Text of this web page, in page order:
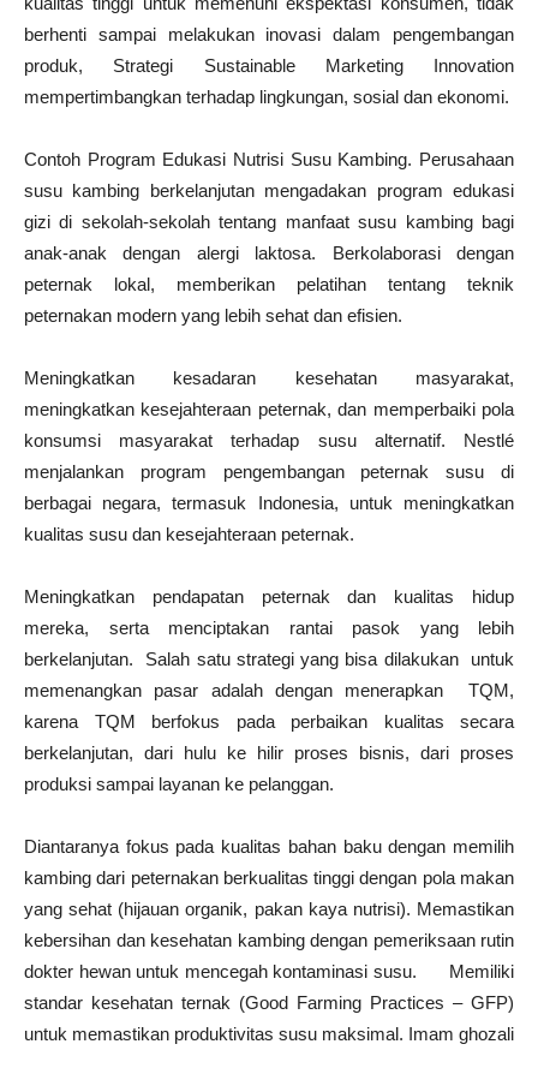
berhenti sampai melakukan inovasi dalam pengembangan
produk, Strategi Sustainable Marketing Innovation
mempertimbangkan terhadap lingkungan, sosial dan ekonomi.
Contoh Program Edukasi Nutrisi Susu Kambing. Perusahaan
susu kambing berkelanjutan mengadakan program edukasi
gizi di sekolah-sekolah tentang manfaat susu kambing bagi
anak-anak dengan alergi laktosa. Berkolaborasi dengan
peternak lokal, memberikan pelatihan tentang teknik
peternakan modern yang lebih sehat dan efisien.
Meningkatkan kesadaran kesehatan masyarakat,
meningkatkan kesejahteraan peternak, dan memperbaiki pola
konsumsi masyarakat terhadap susu alternatif. Nestlé
menjalankan program pengembangan peternak susu di
berbagai negara, termasuk Indonesia, untuk meningkatkan
kualitas susu dan kesejahteraan peternak.
Meningkatkan pendapatan peternak dan kualitas hidup
mereka, serta menciptakan rantai pasok yang lebih
berkelanjutan. Salah satu strategi yang bisa dilakukan untuk
memenangkan pasar adalah dengan menerapkan TQM,
karena TQM berfokus pada perbaikan kualitas secara
berkelanjutan, dari hulu ke hilir proses bisnis, dari proses
produksi sampai layanan ke pelanggan.
Diantaranya fokus pada kualitas bahan baku dengan memilih
kambing dari peternakan berkualitas tinggi dengan pola makan
yang sehat (hijauan organik, pakan kaya nutrisi). Memastikan
kebersihan dan kesehatan kambing dengan pemeriksaan rutin
dokter hewan untuk mencegah kontaminasi susu. Memiliki
standar kesehatan ternak (Good Farming Practices – GFP)
untuk memastikan produktivitas susu maksimal. Imam ghozali